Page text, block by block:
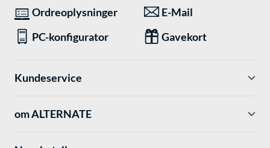
Ordreoplysninger
E-Mail
PC-konfigurator
Gavekort
Kundeservice
om ALTERNATE